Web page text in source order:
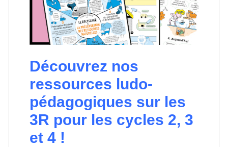
Découvrez nos
ressources ludo-
pédagogiques sur les
3R pour les cycles 2, 3
et 4 !